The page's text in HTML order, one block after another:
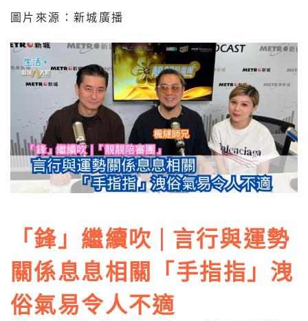
圖片來源：新城廣播
「鋒」繼續吹 | 言行與運勢
關係息息相關「手指指」洩
俗氣易令人不適